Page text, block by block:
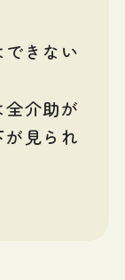
きない
介助が
見られ